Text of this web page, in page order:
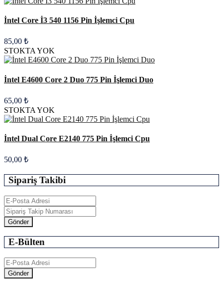
İntel Core İ3 540 1156 Pin İşlemci Cpu
85,00 ₺
STOKTA YOK
İntel E4600 Core 2 Duo 775 Pin İşlemci Duo
65,00 ₺
STOKTA YOK
İntel Dual Core E2140 775 Pin İşlemci Cpu
50,00 ₺
Sipariş Takibi
E-Bülten